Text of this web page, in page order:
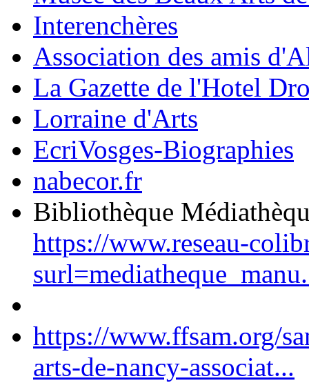
Interenchères
Association des amis
La Gazette de l'Hotel
Lorraine d'Arts
EcriVosges-Biographies
nabecor.fr
Bibliothèque
https://www.reseau-
https://www.ffsam.org/
arts-de-nancy-associat...